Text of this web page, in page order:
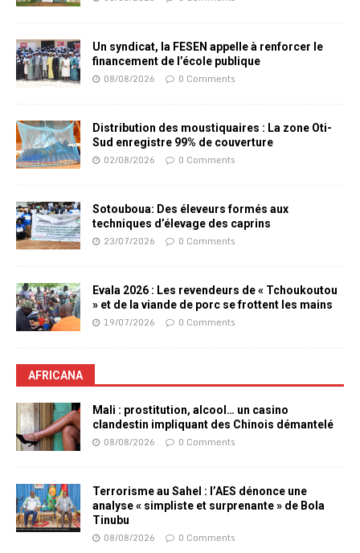
Un syndicat, la FESEN appelle à renforcer le
financement de l’école publique
08/08/2026 0 Comments
Distribution des moustiquaires : La zone Oti-
Sud enregistre 99% de couverture
02/08/2026 0 Comments
Sotouboua: Des éleveurs formés aux
techniques d’élevage des caprins
23/07/2026 0 Comments
Evala 2026 : Les revendeurs de « Tchoukoutou
» et de la viande de porc se frottent les mains
19/07/2026 0 Comments
AFRICANA
Mali : prostitution, alcool… un casino
clandestin impliquant des Chinois démantelé
08/08/2026 0 Comments
Terrorisme au Sahel : l’AES dénonce une
analyse « simpliste et surprenante » de Bola
Tinubu
08/08/2026 0 Comments